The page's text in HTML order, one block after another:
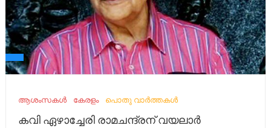
ആശംസകൾ കേരളം പൊതു വാർത്തകൾ
കവി ഏഴാച്ചേരി രാമചന്ദ്രന് വയലാർ